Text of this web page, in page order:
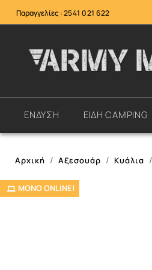
Παραγγελίες :2541 021 622
ΕΝΔΥΣΗ ΕΙΔΗ CAMPING
Αρχική Αξεσουάρ Κυάλια
ΜΌΝΟ ONLINE!